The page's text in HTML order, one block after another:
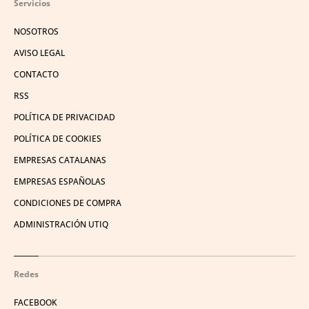
Servicios
NOSOTROS
AVISO LEGAL
CONTACTO
RSS
POLÍTICA DE PRIVACIDAD
POLÍTICA DE COOKIES
EMPRESAS CATALANAS
EMPRESAS ESPAÑOLAS
CONDICIONES DE COMPRA
ADMINISTRACIÓN UTIQ
Redes
FACEBOOK